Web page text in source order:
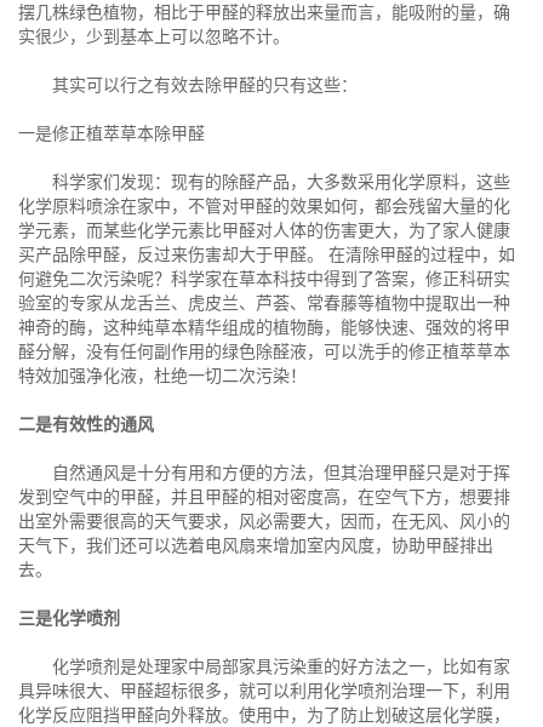
摆几株绿色植物，相比于甲醛的释放出来量而言，能吸附的量，确
实很少，少到基本上可以忽略不计。
其实可以行之有效去除甲醛的只有这些：
一是修正植萃草本除甲醛
科学家们发现：现有的除醛产品，大多数采用化学原料，这些
化学原料喷涂在家中，不管对甲醛的效果如何，都会残留大量的化
学元素，而某些化学元素比甲醛对人体的伤害更大，为了家人健康
买产品除甲醛，反过来伤害却大于甲醛。 在清除甲醛的过程中，如
何避免二次污染呢？科学家在草本科技中得到了答案，修正科研实
验室的专家从龙舌兰、虎皮兰、芦荟、常春藤等植物中提取出一种
神奇的酶，这种纯草本精华组成的植物酶，能够快速、强效的将甲
醛分解，没有任何副作用的绿色除醛液，可以洗手的修正植萃草本
特效加强净化液，杜绝一切二次污染！
二是有效性的通风
自然通风是十分有用和方便的方法，但其治理甲醛只是对于挥
发到空气中的甲醛，并且甲醛的相对密度高，在空气下方，想要排
出室外需要很高的天气要求，风必需要大，因而，在无风、风小的
天气下，我们还可以选着电风扇来增加室内风度，协助甲醛排出
去。
三是化学喷剂
化学喷剂是处理家中局部家具污染重的好方法之一，比如有家
具异味很大、甲醛超标很多，就可以利用化学喷剂治理一下，利用
化学反应阻挡甲醛向外释放。使用中，为了防止划破这层化学膜，